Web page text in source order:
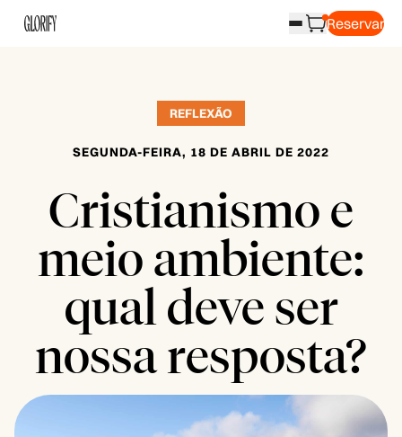
Reservar
REFLEXÃO
SEGUNDA-FEIRA, 18 DE ABRIL DE 2022
Cristianismo e
meio ambiente:
qual deve ser
nossa resposta?